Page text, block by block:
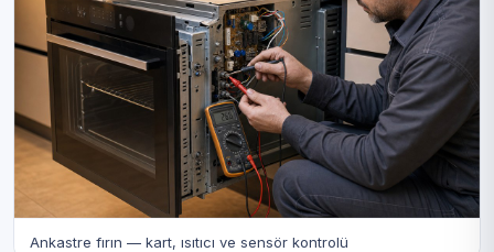
Ankastre fırın — kart, ısıtıcı ve sensör kontrolü